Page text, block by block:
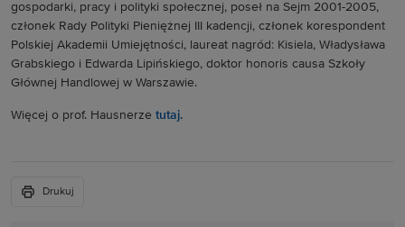
gospodarki, pracy i polityki społecznej, poseł na Sejm 2001-2005,
członek Rady Polityki Pieniężnej III kadencji, członek korespondent
Polskiej Akademii Umiejętności, laureat nagród: Kisiela, Władysława
Grabskiego i Edwarda Lipińskiego, doktor honoris causa Szkoły
Głównej Handlowej w Warszawie.
Więcej o prof. Hausnerze tutaj.
Drukuj